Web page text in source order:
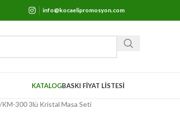
info@kocaelipromosyon.com
KATALOGBASKI FİYAT LİSTESİ
KM-300 3lü Kristal Masa Seti